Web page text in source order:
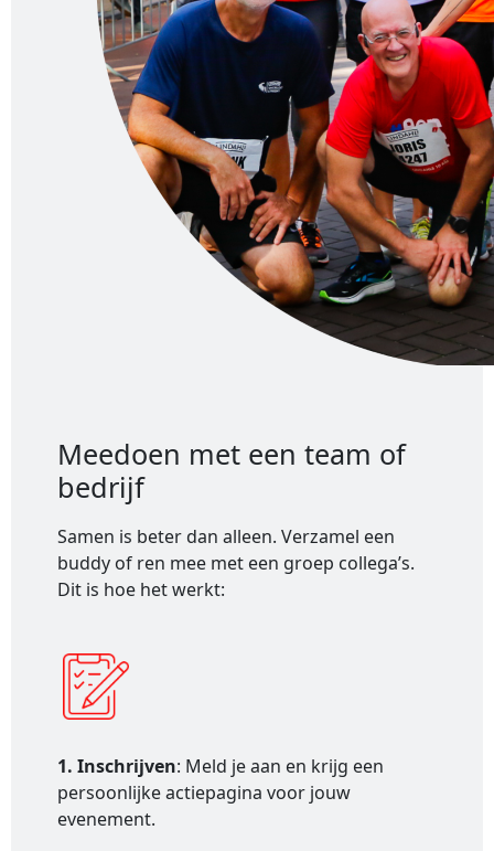
Meedoen met een team of
bedrijf
Samen is beter dan alleen. Verzamel een
buddy of ren mee met een groep collega’s.
Dit is hoe het werkt:
1. Inschrijven: Meld je aan en krijg een
persoonlijke actiepagina voor jouw
evenement.